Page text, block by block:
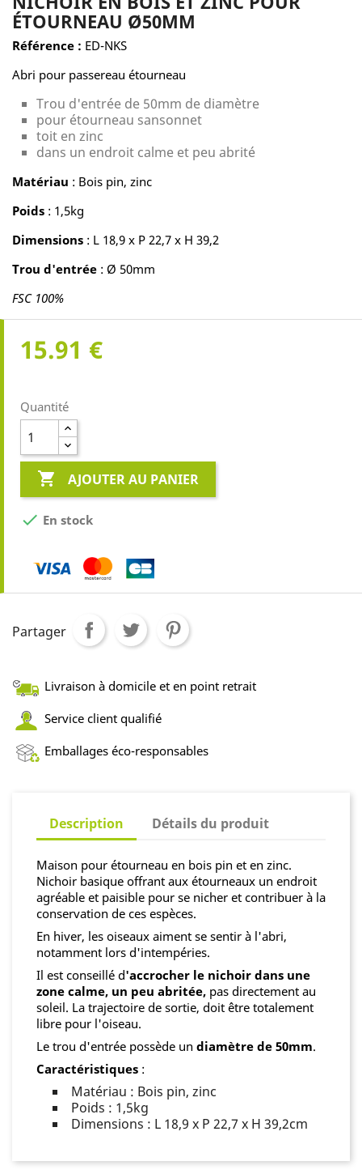
ÉTOURNEAU Ø50MM
Référence : ED-NKS
Abri pour passereau étourneau
Trou d'entrée de 50mm de diamètre
pour étourneau sansonnet
toit en zinc
dans un endroit calme et peu abrité
Matériau : Bois pin, zinc
Poids : 1,5kg
Dimensions : L 18,9 x P 22,7 x H 39,2
Trou d'entrée : Ø 50mm
FSC 100%
15.91 €
Quantité
 AJOUTER AU PANIER
 En stock
Partager
Livraison à domicile et en point retrait
Service client qualifié
Emballages éco-responsables
Description Détails du produit
Maison pour étourneau en bois pin et en zinc.
Nichoir basique offrant aux étourneaux un endroit
agréable et paisible pour se nicher et contribuer à la
conservation de ces espèces.
En hiver, les oiseaux aiment se sentir à l'abri,
notamment lors d'intempéries.
Il est conseillé d'accrocher le nichoir dans une
zone calme, un peu abritée, pas directement au
soleil. La trajectoire de sortie, doit être totalement
libre pour l'oiseau.
Le trou d'entrée possède un diamètre de 50mm.
Caractéristiques :
Matériau : Bois pin, zinc
Poids : 1,5kg
Dimensions : L 18,9 x P 22,7 x H 39,2cm